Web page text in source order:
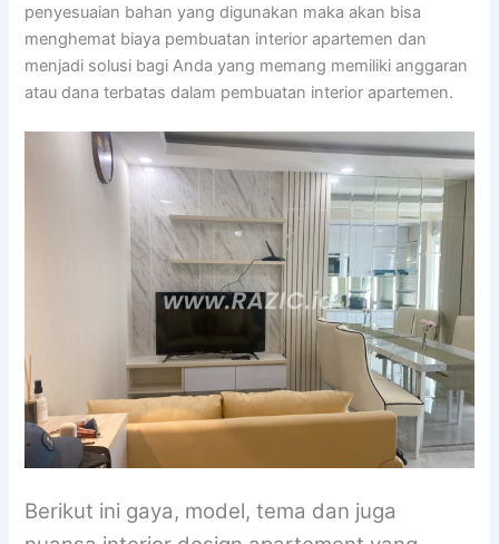
penyesuaian bahan yang digunakan maka akan bisa
menghemat biaya pembuatan interior apartemen dan
menjadi solusi bagi Anda yang memang memiliki anggaran
atau dana terbatas dalam pembuatan interior apartemen.
Berikut ini gaya, model, tema dan juga